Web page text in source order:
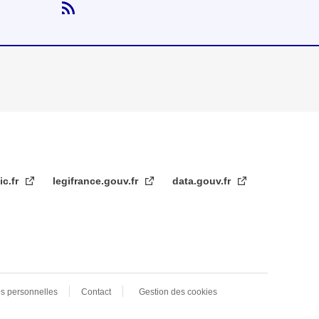
legifrance.gouv.fr data.gouv.fr
personnelles Contact Gestion des cookies